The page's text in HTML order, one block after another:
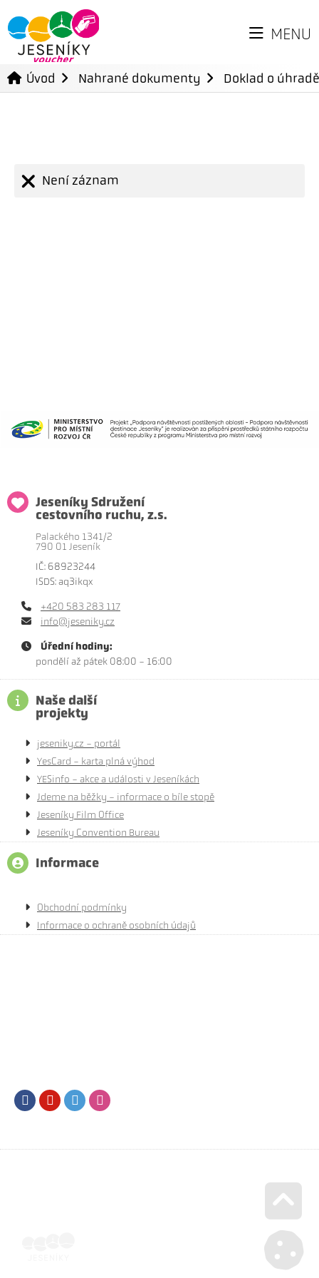
MENU
Úvod Nahrané dokumenty Doklad o
Není záznam
Jeseníky Sdružení
cestovního ruchu, z.s.
Palackého 1341/2
790 01 Jeseník
IČ: 68923244
ISDS: aq3ikqx
+420 583 283 117
info@jeseniky.cz
Úřední hodiny:
pondělí až pátek 08:00 - 16:00
Naše další
projekty
jeseniky.cz - portál
YesCard - karta plná výhod
YESinfo - akce a události v Jeseníkách
Jdeme na běžky - informace o bíle stopě
Jeseníky Film Office
Jeseníky Convention Bureau
Informace
Obchodní podmínky
Informace o ochraně osobních údajů
FacebookYoutubeTwitter
Go